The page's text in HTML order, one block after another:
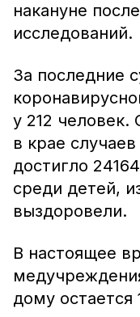
накануне
исследований.
За последние
у 212
в крае
достигло
среди детей,
выздоровели.
В настоящее
дому остается